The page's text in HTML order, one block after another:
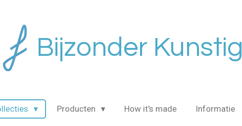
Bijzonder Kunstig
Producten How it's made Informatie